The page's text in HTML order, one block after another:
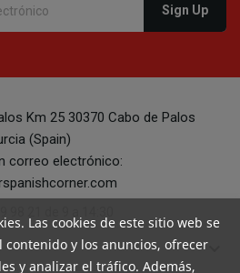
Km 25 30370 Cabo de Palos
(Spain)
correo electrónico:
keyboard_arrow_down
Las cookies de este sitio web se
y los anuncios, ofrecer
y analizar el tráfico. Además,